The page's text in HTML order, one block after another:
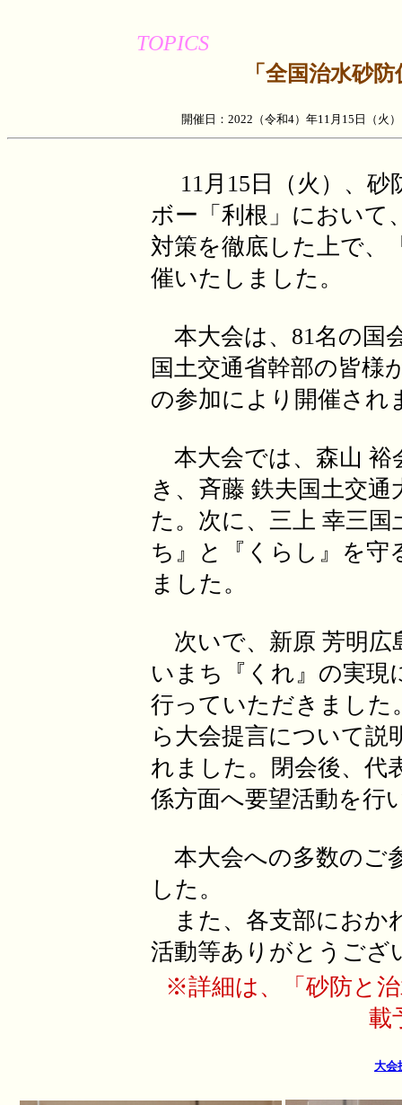
TOPICS
「全国治水砂
開催日：2022（令和4）年11月15日（
11月15日（火）、砂
ボー「利根」において
対策を徹底した上で、
催いたしました。
本大会は、81名の国
国土交通省幹部の皆様
の参加により開催され
本大会では、森山
き、斉藤 鉄夫国土交
た。次に、三上 幸三
ち』と『くらし』を守
ました。
次いで、新原 芳明広
いまち『くれ』の実現
行っていただきまし
ら大会提言について説
れました。閉会後、代
係方面へ要望活動を行
本大会への多数のご
した。
また、各支部におか
活動等ありがとうござ
※詳細は、「砂防と治
載
大会